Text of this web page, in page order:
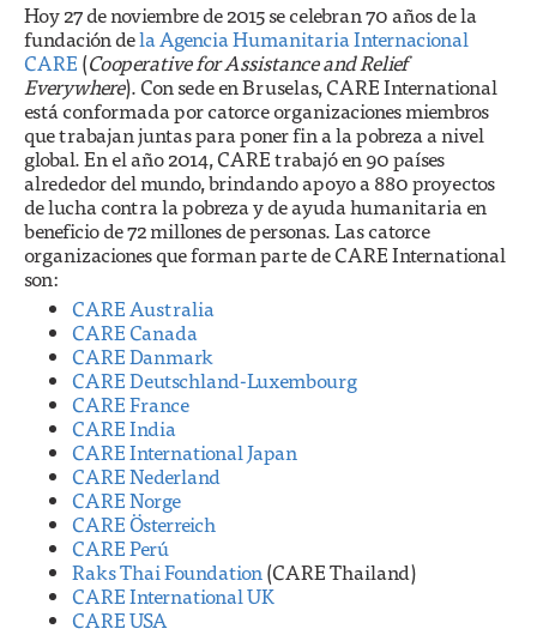
Hoy 27 de noviembre de 2015 se celebran 70 años de la
fundación dela Agencia Humanitaria Internacional
CARE (Cooperative for Assistance and Relief
Everywhere). Con sede en Bruselas, CARE International
está conformada por catorce organizaciones miembros
que trabajan juntas para poner fin a la pobreza a nivel
global. En el año 2014, CARE trabajó en 90 países
alrededor del mundo, brindando apoyo a 880 proyectos
de lucha contra la pobreza y de ayuda humanitaria en
beneficio de 72 millones de personas. Las catorce
organizaciones que forman parte de CARE International
son:
CARE Australia
CARE Canada
CARE Danmark
CARE Deutschland-Luxembourg
CARE France
CARE India
CARE International Japan
CARE Nederland
CARE Norge
CARE Österreich
CARE Perú
Raks Thai Foundation(CARE Thailand)
CARE International UK
CARE USA